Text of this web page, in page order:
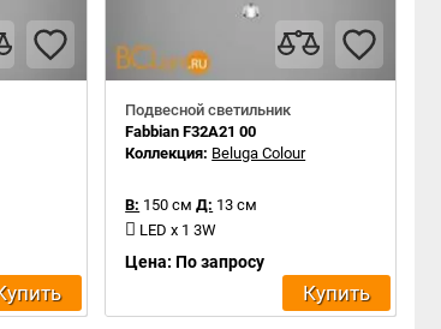
Подвесной светильник
Fabbian F32A21 00
Коллекция: Beluga Colour
В: 150 см Д: 13 см
LED x 1 3W
Цена: По запросу
Купить